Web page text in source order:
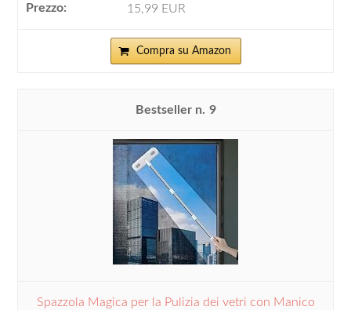
15,99 EUR
Compra su Amazon
9
Spazzola Magica per la Pulizia dei vetri con Manico